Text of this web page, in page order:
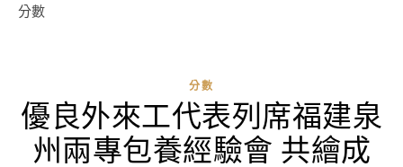
分數
分數
優良外來工代表列席福建泉
州兩專包養經驗會 共繪成